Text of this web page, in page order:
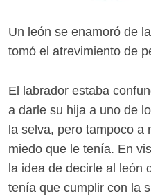
Un león se enamoró de
tomó el atrevimiento de
El labrador estaba
a darle su hija a uno de
la selva, pero tampoco a
miedo que le tenía. En
la idea de decirle al león
tenía que cumplir con la